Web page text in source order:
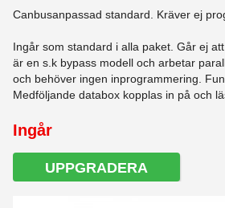
Canbusanpassad standard. Kräver ej
Ingår som standard i alla paket. Går ej
är en s.k bypass modell och arbetar
och behöver ingen inprogrammering.
Medföljande databox kopplas in på och
Ingår
UPPGRADERA